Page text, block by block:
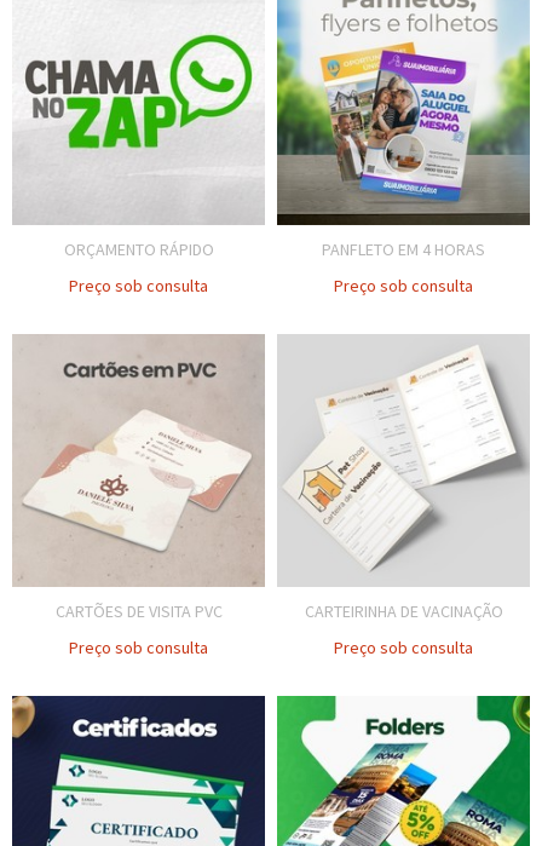
ORÇAMENTO RÁPIDO
Preço sob consulta
PANFLETO EM 4 HORAS
Preço sob consulta
CARTÕES DE VISITA PVC
Preço sob consulta
CARTEIRINHA DE VACINAÇÃO
Preço sob consulta